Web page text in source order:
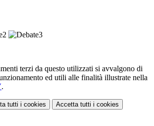
terzi da questo utilizzati si avvalgono di
ed utili alle finalità illustrate nella
.
tutti i cookies Accetta tutti i cookies